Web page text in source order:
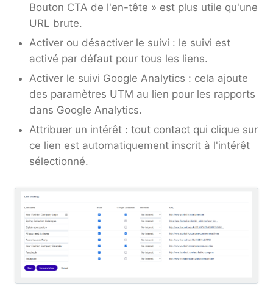
Bouton CTA de l'en-tête » est plus utile qu'une
URL brute.
Activer ou désactiver le suivi : le suivi est
activé par défaut pour tous les liens.
Activer le suivi Google Analytics : cela ajoute
des paramètres UTM au lien pour les rapports
dans Google Analytics.
Attribuer un intérêt : tout contact qui clique sur
ce lien est automatiquement inscrit à l'intérêt
sélectionné.